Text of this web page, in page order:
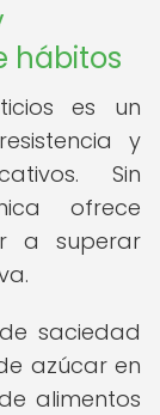
hábitos
es un
y
Sin
ofrece
a superar
saciedad
azúcar en
alimentos